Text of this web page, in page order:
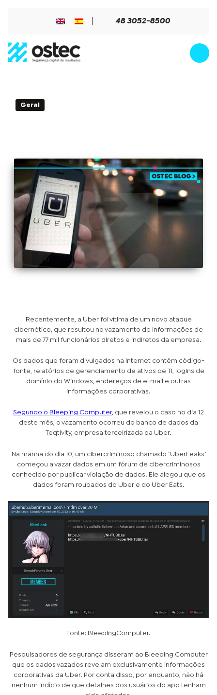
48 3052-8500
Geral
Recentemente, a Uber foi vítima de um novo ataque
cibernético, que resultou no vazamento de informações de
mais de 77 mil funcionários diretos e indiretos da empresa.
Os dados que foram divulgados na internet contém código-
fonte, relatórios de gerenciamento de ativos de TI, logins de
domínio do Windows, endereços de e-mail e outras
informações corporativas.
Segundo o Bleeping Computer, que revelou o caso no dia 12
deste mês, o vazamento ocorreu do banco de dados da
Teqtivity, empresa terceirizada da Uber.
Na manhã do dia 10, um cibercriminoso chamado ‘UberLeaks’
começou a vazar dados em um fórum de cibercriminosos
conhecido por publicar violação de dados. Ele alegou que os
dados foram roubados do Uber e do Uber Eats.
Fonte: BleepingComputer.
Pesquisadores de segurança disseram ao Bleeping Computer
que os dados vazados revelam exclusivamente informações
corporativas da Uber. Por conta disso, por enquanto, não há
nenhum indício de que detalhes dos usuários do app tenham